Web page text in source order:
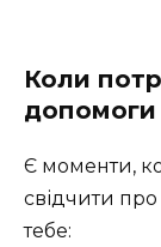
Коли
допомоги
Є моменти,
свідчити
тебе: